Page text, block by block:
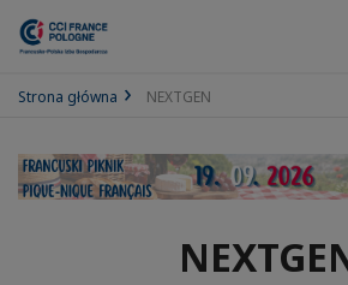
Strona główna NEXTGEN